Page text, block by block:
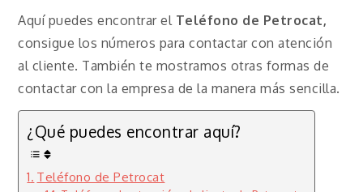
Aquí puedes encontrar el Teléfono de Petrocat,
consigue los números para contactar con atención
al cliente. También te mostramos otras formas de
contactar con la empresa de la manera más sencilla.
¿Qué puedes encontrar aquí?
Teléfono de Petrocat